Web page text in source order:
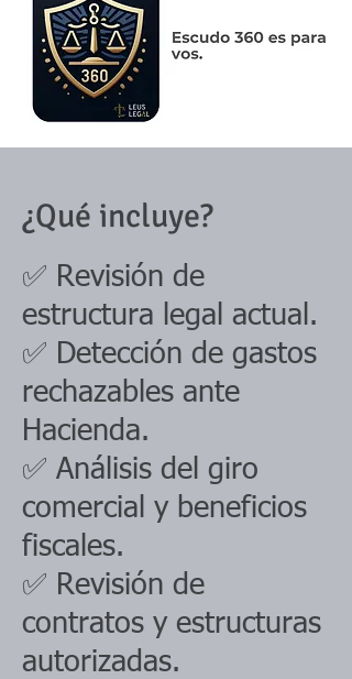
¿Qué incluye?
✅ Revisión de
estructura legal actual.
✅ Detección de gastos
rechazables ante
Hacienda.
✅ Análisis del giro
comercial y beneficios
fiscales.
✅ Revisión de
contratos y estructuras
autorizadas.